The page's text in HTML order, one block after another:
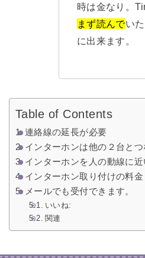
時は金なり。
まず読んでい
に出来ます。
Table of Contents
連絡線の延長が必要
インターホンは他の２台とつ
インターホンを人の動線に近
インターホン取り付けの料金
メールでも受付できます。
いいね:
関連